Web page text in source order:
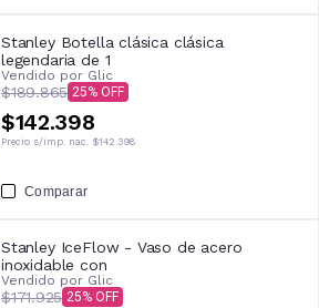
Stanley Botella clásica clásica
legendaria de 1
Vendido por Glic
$189.865 25
$142.398
Precio s/imp. nac. $142.398
Comparar
Stanley IceFlow - Vaso de acero
inoxidable con
Vendido por Glic
$171.925 25